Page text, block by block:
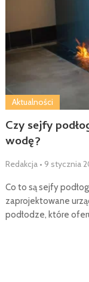
Czy sejfy
wodę?
Aktualności
Redakcja • 9 stycznia
Co to są sejfy
zaprojektowane
podłodze, które